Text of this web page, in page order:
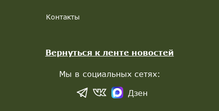
Контакты
Вернуться к ленте новостей
Мы в социальных сетях:
Дзен